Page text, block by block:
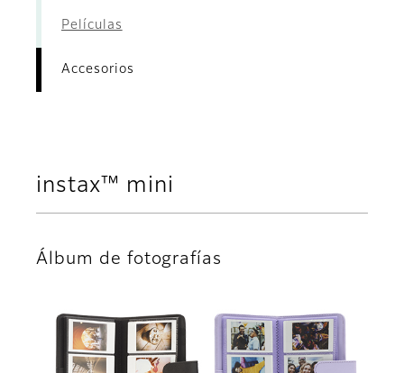
Películas
Accesorios
instax™ mini
Álbum de fotografías